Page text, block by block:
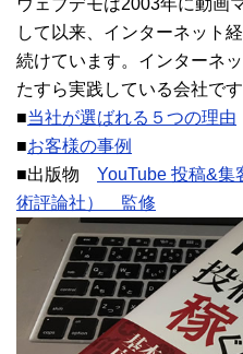
して以来、インターネット
続けています。インターネ
たすら実践している会社です
■当社が選ばれる５つの理由
■お客様の事例
■出版物 YouTube 投稿&
術評論社） 監修